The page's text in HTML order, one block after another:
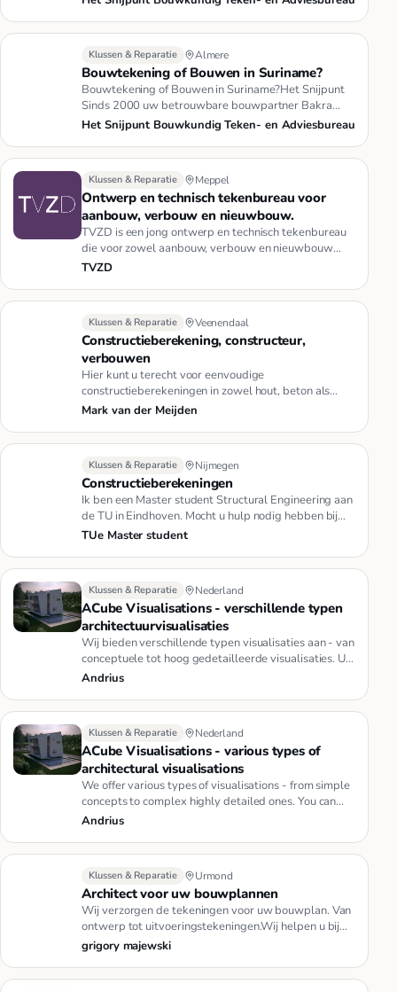
Klussen & Reparatie Almere
Bouwtekening of Bouwen in Suriname?
Bouwtekening of Bouwen in Suriname?Het Snijpunt
Sinds 2000 uw betrouwbare bouwpartner Bakra
sturu, Nengre bangi?uw droom…
Het Snijpunt Bouwkundig Teken- en Adviesbureau
Klussen & Reparatie Meppel
Ontwerp en technisch tekenbureau voor
aanbouw, verbouw en nieuwbouw.
TVZD is een jong ontwerp en technisch tekenbureau
die voor zowel aanbouw, verbouw en nieuwbouw
ontwerpen en technische t…
TVZD
Klussen & Reparatie Veenendaal
Constructieberekening, constructeur,
verbouwen
Hier kunt u terecht voor eenvoudige
constructieberekeningen in zowel hout, beton als
staal.Dit geldt van kleine schuurtj…
Mark van der Meijden
Klussen & Reparatie Nijmegen
Constructieberekeningen
Ik ben een Master student Structural Engineering aan
de TU in Eindhoven. Mocht u hulp nodig hebben bij
het dimensioneren…
TUe Master student
Klussen & Reparatie Nederland
ACube Visualisations - verschillende typen
architectuurvisualisaties
Wij bieden verschillende typen visualisaties aan - van
conceptuele tot hoog gedetailleerde visualisaties. U
kunt een dee…
Andrius
Klussen & Reparatie Nederland
ACube Visualisations - various types of
architectural visualisations
We offer various types of visualisations - from simple
concepts to complex highly detailed ones. You can
find some of ou…
Andrius
Klussen & Reparatie Urmond
Architect voor uw bouwplannen
Wij verzorgen de tekeningen voor uw bouwplan. Van
ontwerp tot uitvoeringstekeningen.Wij helpen u bij
indienen van omgevi…
grigory majewski